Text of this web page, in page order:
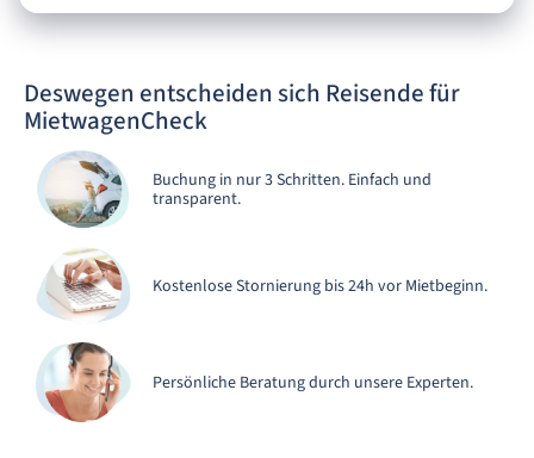
Deswegen entscheiden sich Reisende für
MietwagenCheck
Buchung in nur 3 Schritten. Einfach und
transparent.
Kostenlose Stornierung bis 24h vor Mietbeginn.
Persönliche Beratung durch unsere Experten.